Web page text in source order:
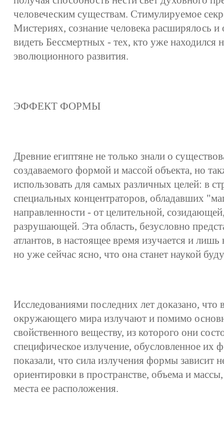
человеческим существам. Стимулируемое
Мистериях, сознание человека расширялось
видеть Бессмертных - тех, кто уже находился
эволюционного развития.
ЭФФЕКТ ФОРМЫ
Древние египтяне не только знали о
создаваемого формой и массой объекта, но
использовать для самых различных целей: в
специальных концентраторов, обладавших
направленности - от целительной,
разрушающей. Эта область, безусловно
атлантов, в настоящее время изучается и лишь
но уже сейчас ясно, что она станет наукой
Исследованиями последних лет доказано, что
окружающего мира излучают и помимо
свойственного веществу, из которого они
специфическое излучение, обусловленное их
показали, что сила излучения формы зависит
ориентировки в пространстве, объема и
места ее расположения.